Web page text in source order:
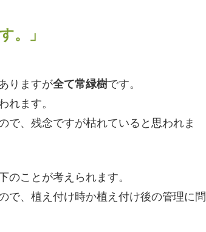
。」
りますが全て常緑樹です。
れます。
で、残念ですが枯れていると思われま
のことが考えられます。
で、植え付け時か植え付け後の管理に問